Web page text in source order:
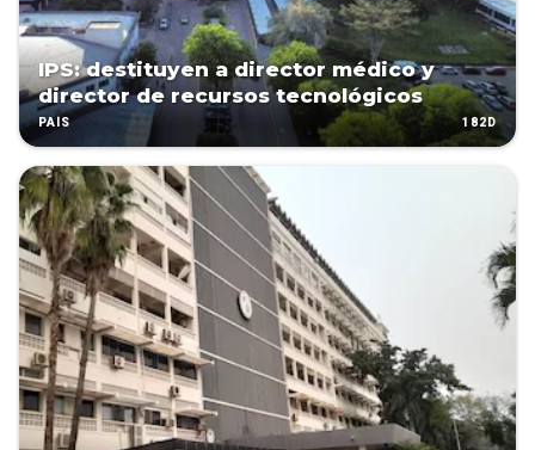
IPS: destituyen a director médico y
director de recursos tecnológicos
PAÍS 182D